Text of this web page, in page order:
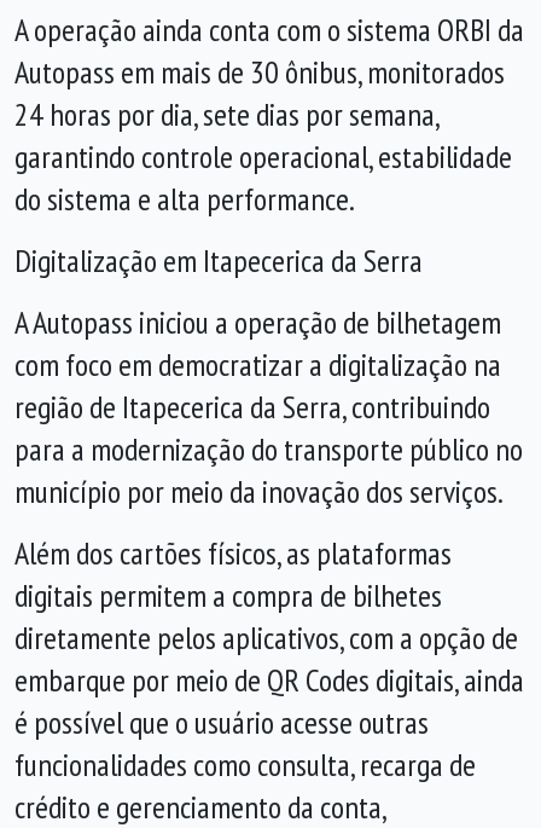
A operação ainda conta com o sistema ORBI da
Autopass em mais de 30 ônibus, monitorados
24 horas por dia, sete dias por semana,
garantindo controle operacional, estabilidade
do sistema e alta performance.
Digitalização em Itapecerica da Serra
A Autopass iniciou a operação de bilhetagem
com foco em democratizar a digitalização na
região de Itapecerica da Serra, contribuindo
para a modernização do transporte público no
município por meio da inovação dos serviços.
Além dos cartões físicos, as plataformas
digitais permitem a compra de bilhetes
diretamente pelos aplicativos, com a opção de
embarque por meio de QR Codes digitais, ainda
é possível que o usuário acesse outras
funcionalidades como consulta, recarga de
crédito e gerenciamento da conta,